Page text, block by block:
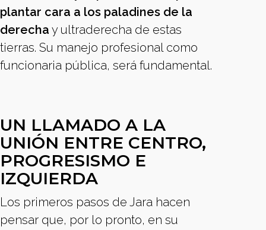
plantar cara a los paladines de la
derecha y ultraderecha de estas
tierras. Su manejo profesional como
funcionaria pública, será fundamental.
UN LLAMADO A LA
UNIÓN ENTRE CENTRO,
PROGRESISMO E
IZQUIERDA
Los primeros pasos de Jara hacen
pensar que, por lo pronto, en su